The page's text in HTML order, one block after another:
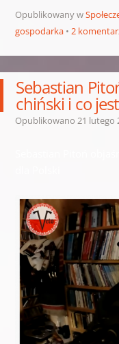
Opublikowany w
gospodarka
2
Sebastian
chiński i co
Opublikowano 21 lutego